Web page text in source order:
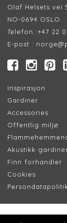
Olaf Helsets vei
NO-0694 OSLO
Telefon :+47 22
E-post :
Inspirasjon
Gardiner
Accessories
Offentlig miljø
Akustikk
Finn forhandler
Cookies